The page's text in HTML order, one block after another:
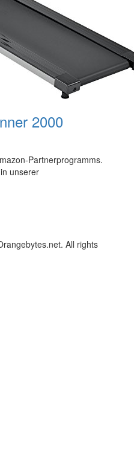
2000
Partnerprogramms.
unserer
All rights